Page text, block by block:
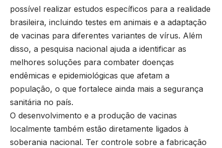
possível realizar estudos específicos para a realidade
brasileira, incluindo testes em animais e a adaptação
de vacinas para diferentes variantes de vírus. Além
disso, a pesquisa nacional ajuda a identificar as
melhores soluções para combater doenças
endêmicas e epidemiológicas que afetam a
população, o que fortalece ainda mais a segurança
sanitária no país.
O desenvolvimento e a produção de vacinas
localmente também estão diretamente ligados à
soberania nacional. Ter controle sobre a fabricação